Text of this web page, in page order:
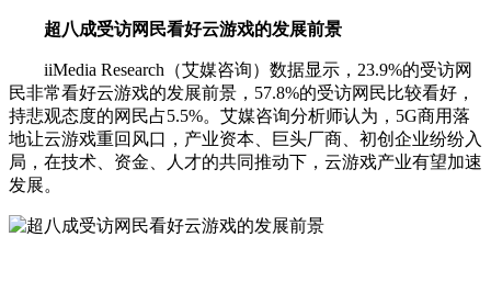
超八成受访网民看好云游戏的发展前景
iiMedia Research（艾媒咨询）数据显示，23.9%的受访网
民非常看好云游戏的发展前景，57.8%的受访网民比较看好，
持悲观态度的网民占5.5%。艾媒咨询分析师认为，5G商用落
地让云游戏重回风口，产业资本、巨头厂商、初创企业纷纷入
局，在技术、资金、人才的共同推动下，云游戏产业有望加速
发展。